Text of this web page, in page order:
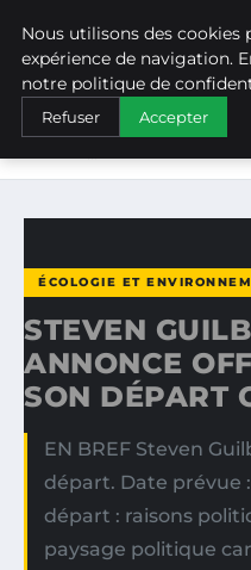
ACCUEIL
ÉCOLOGIE ET
STEVEN GUILBEAULT
ÉCOLOGIE ET
STEVEN
ANNONCE
SON DÉPART
EN BREF Steven
départ. Date prévue
départ : raisons
paysage politique
Nous utilisons des
expérience de navigation.
notre politique de
Refuser Accepter